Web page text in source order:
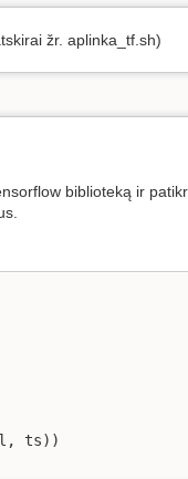
žr. aplinka_tf.sh)
biblioteką ir
ts))